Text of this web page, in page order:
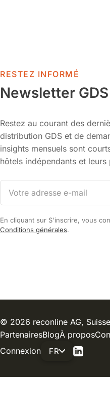
RESTEZ INFORMÉ
Newsletter
Restez au courant des
distribution GDS et de
insights mensuels sont
hôtels indépendants et leurs
En cliquant sur S'inscrire, vous
Conditions générales.
© 2026 reconline AG, Suisse
PartenairesBlogÀ propos
Connexion
FR